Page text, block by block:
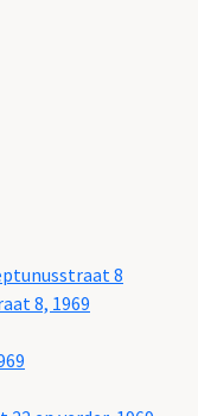
8
8, 1969